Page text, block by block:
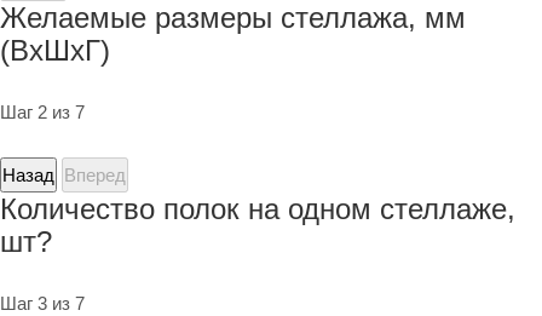
Желаемые размеры стеллажа, мм
(ВхШхГ)
Шаг 2 из 7
Назад Вперед
Количество полок на одном стеллаже,
шт?
Шаг 3 из 7